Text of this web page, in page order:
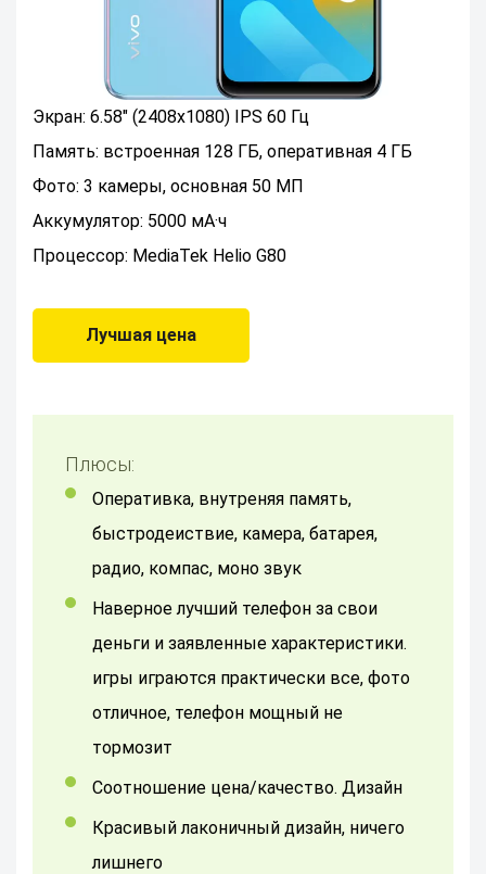
Экран: 6.58" (2408x1080) IPS 60 Гц
Память: встроенная 128 ГБ, оперативная 4 ГБ
Фото: 3 камеры, основная 50 МП
Аккумулятор: 5000 мА·ч
Процессор: MediaTek Helio G80
Лучшая цена
Плюсы:
Оперативка, внутреняя память,
быстродеиствие, камера, батарея,
радио, компас, моно звук
Наверное лучший телефон за свои
деньги и заявленные характеристики.
игры играются практически все, фото
отличное, телефон мощный не
тормозит
Соотношение цена/качество. Дизайн
Красивый лаконичный дизайн, ничего
лишнего